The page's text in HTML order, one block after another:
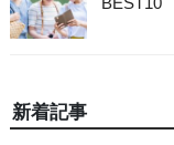
新着記事